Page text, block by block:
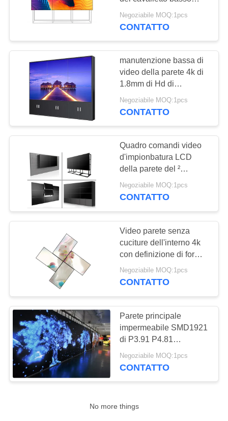
schermo
trasparente
dell'affissione a
cristalli liquidi
Video LCD Wall
segnaletica digitale
interattiva
47
Tabella LCD del
touch screen
consumo energetico
Negoziabile MOQ:1pcs
CONTATTO
manutenzione bassa di
video della parete 4k di
1.8mm di Hd di
definizione immagine
alta a 55 pollici completa
Negoziabile MOQ:1pcs
CONTATTO
Quadro comandi video
d'impionbatura LCD
della parete del ²
1920x1080 di LVDS
RS232 700cd/m
Negoziabile MOQ:1pcs
CONTATTO
Video parete senza
cuciture dell'interno 4k
con definizione di forma
irregolare dell'unità di
elaborazione l'alta
Negoziabile MOQ:1pcs
CONTATTO
Parete principale
impermeabile SMD1921
di P3.91 P4.81
5000cd/sqm video
Negoziabile MOQ:1pcs
CONTATTO
No more things